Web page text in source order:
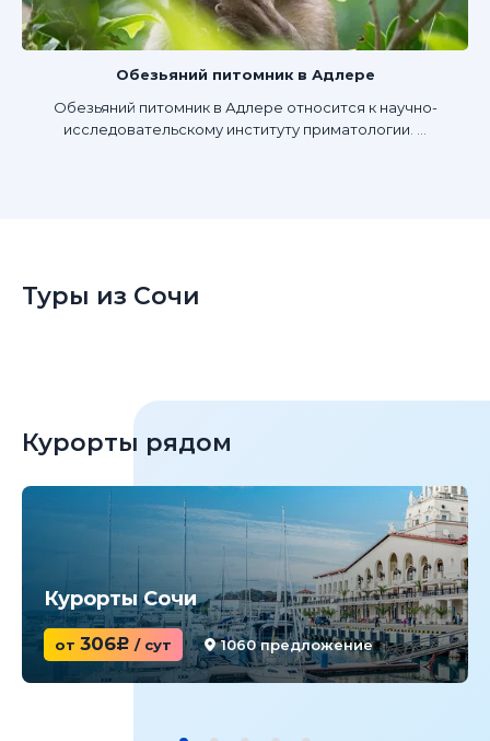
Обезьяний питомник в Адлере
Обезьяний питомник в Адлере относится к научно-
исследовательскому институту приматологии. ...
Туры из Сочи
Курорты рядом
Курорты Сочи
от 306c / сут 1060 предложение